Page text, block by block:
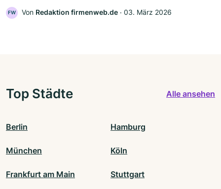
FW Von Redaktion firmenweb.de ‧ 03. März 2026
Top Städte Alle ansehen
Berlin Hamburg
München Köln
Frankfurt am Main Stuttgart